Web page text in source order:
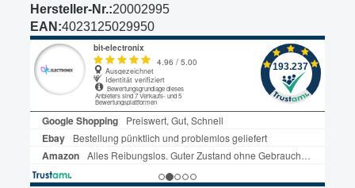
Hersteller-Nr.:20002995
EAN:4023125029950